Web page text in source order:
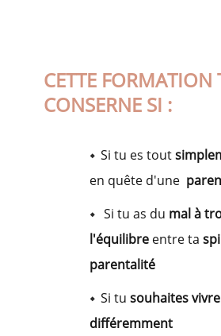
CETTE FORMATION
CONSERNE SI :
Si tu es tout
en quête d'une
Si tu as du mal à
l'équilibre entre ta
parentalité
Si tu souhaites
différemment